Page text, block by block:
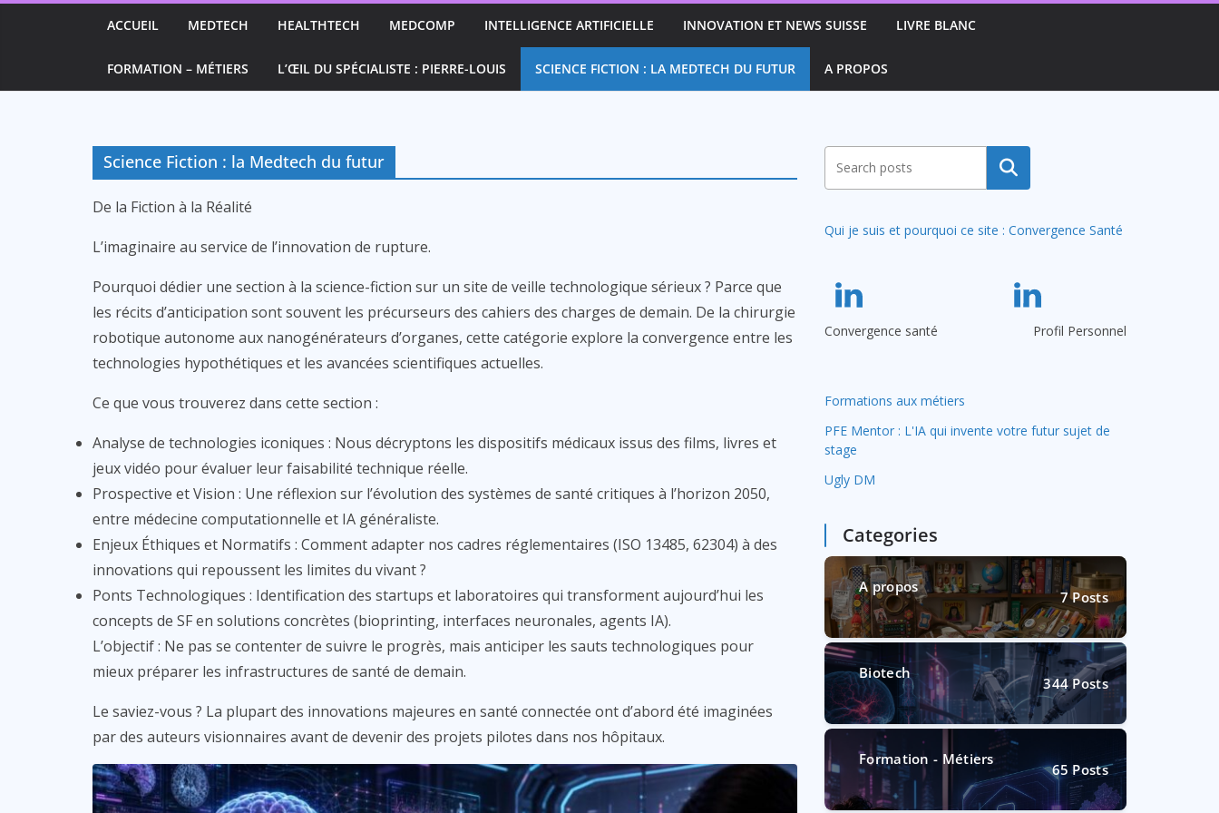
ACCUEIL MEDTECH HEALTHTECH MEDCOMP INTELLIGENCE ARTIFICIELLE INNOVATION ET NEWS SUISSE LIVRE BLANC
FORMATION – MÉTIERS L’ŒIL DU SPÉCIALISTE : PIERRE-LOUIS SCIENCE FICTION : LA MEDTECH DU FUTUR A PROPOS
Science Fiction : la Medtech du futur
De la Fiction à la Réalité
L’imaginaire au service de l’innovation de rupture.
Pourquoi dédier une section à la science-fiction sur un site de veille technologique sérieux ? Parce que
les récits d’anticipation sont souvent les précurseurs des cahiers des charges de demain. De la chirurgie
robotique autonome aux nanogénérateurs d’organes, cette catégorie explore la convergence entre les
technologies hypothétiques et les avancées scientifiques actuelles.
Ce que vous trouverez dans cette section :
Analyse de technologies iconiques : Nous décryptons les dispositifs médicaux issus des films, livres et
jeux vidéo pour évaluer leur faisabilité technique réelle.
Prospective et Vision : Une réflexion sur l’évolution des systèmes de santé critiques à l’horizon 2050,
entre médecine computationnelle et IA généraliste.
Enjeux Éthiques et Normatifs : Comment adapter nos cadres réglementaires (ISO 13485, 62304) à des
innovations qui repoussent les limites du vivant ?
Ponts Technologiques : Identification des startups et laboratoires qui transforment aujourd’hui les
concepts de SF en solutions concrètes (bioprinting, interfaces neuronales, agents IA).
L’objectif : Ne pas se contenter de suivre le progrès, mais anticiper les sauts technologiques pour
mieux préparer les infrastructures de santé de demain.
Le saviez-vous ? La plupart des innovations majeures en santé connectée ont d’abord été imaginées
par des auteurs visionnaires avant de devenir des projets pilotes dans nos hôpitaux.
Rechercher
Qui je suis et pourquoi ce site : Convergence Santé
Convergence santé Profil Personnel
Formations aux métiers
PFE Mentor : L'IA qui invente votre futur sujet de
stage
Ugly DM
Categories
A propos
7Posts
Biotech
344Posts
Formation - Métiers
65 Posts